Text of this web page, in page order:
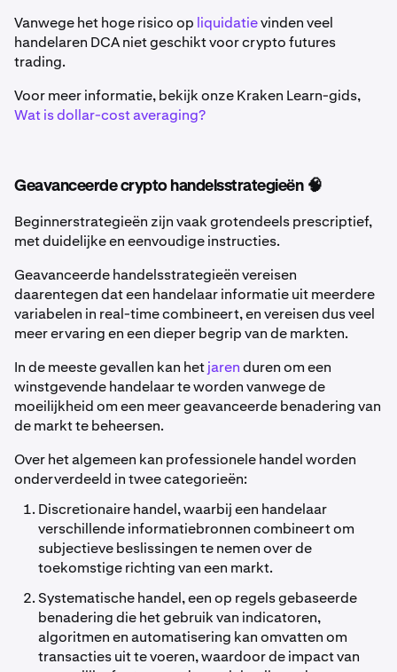
Vanwege het hoge risico op liquidatievinden veel
handelaren DCA niet geschikt voor crypto futures
trading.
Voor meer informatie, bekijk onze Kraken Learn-gids,
Wat is dollar-cost averaging?
Geavanceerde crypto handelsstrategieën 🧠
Beginnerstrategieën zijn vaak grotendeels prescriptief,
met duidelijke en eenvoudige instructies.
Geavanceerde handelsstrategieën vereisen
daarentegen dat een handelaar informatie uit meerdere
variabelen in real-time combineert, en vereisen dus veel
meer ervaring en een dieper begrip van de markten.
In de meeste gevallen kan hetjarenduren om een
winstgevende handelaar te worden vanwege de
moeilijkheid om een meer geavanceerde benadering van
de markt te beheersen.
Over het algemeen kan professionele handel worden
onderverdeeld in twee categorieën:
Discretionaire handel, waarbij een handelaar
verschillende informatiebronnen combineert om
subjectieve beslissingen te nemen over de
toekomstige richting van een markt.
Systematische handel, een op regels gebaseerde
benadering die het gebruik van indicatoren,
algoritmen en automatisering kan omvatten om
transacties uit te voeren, waardoor de impact van